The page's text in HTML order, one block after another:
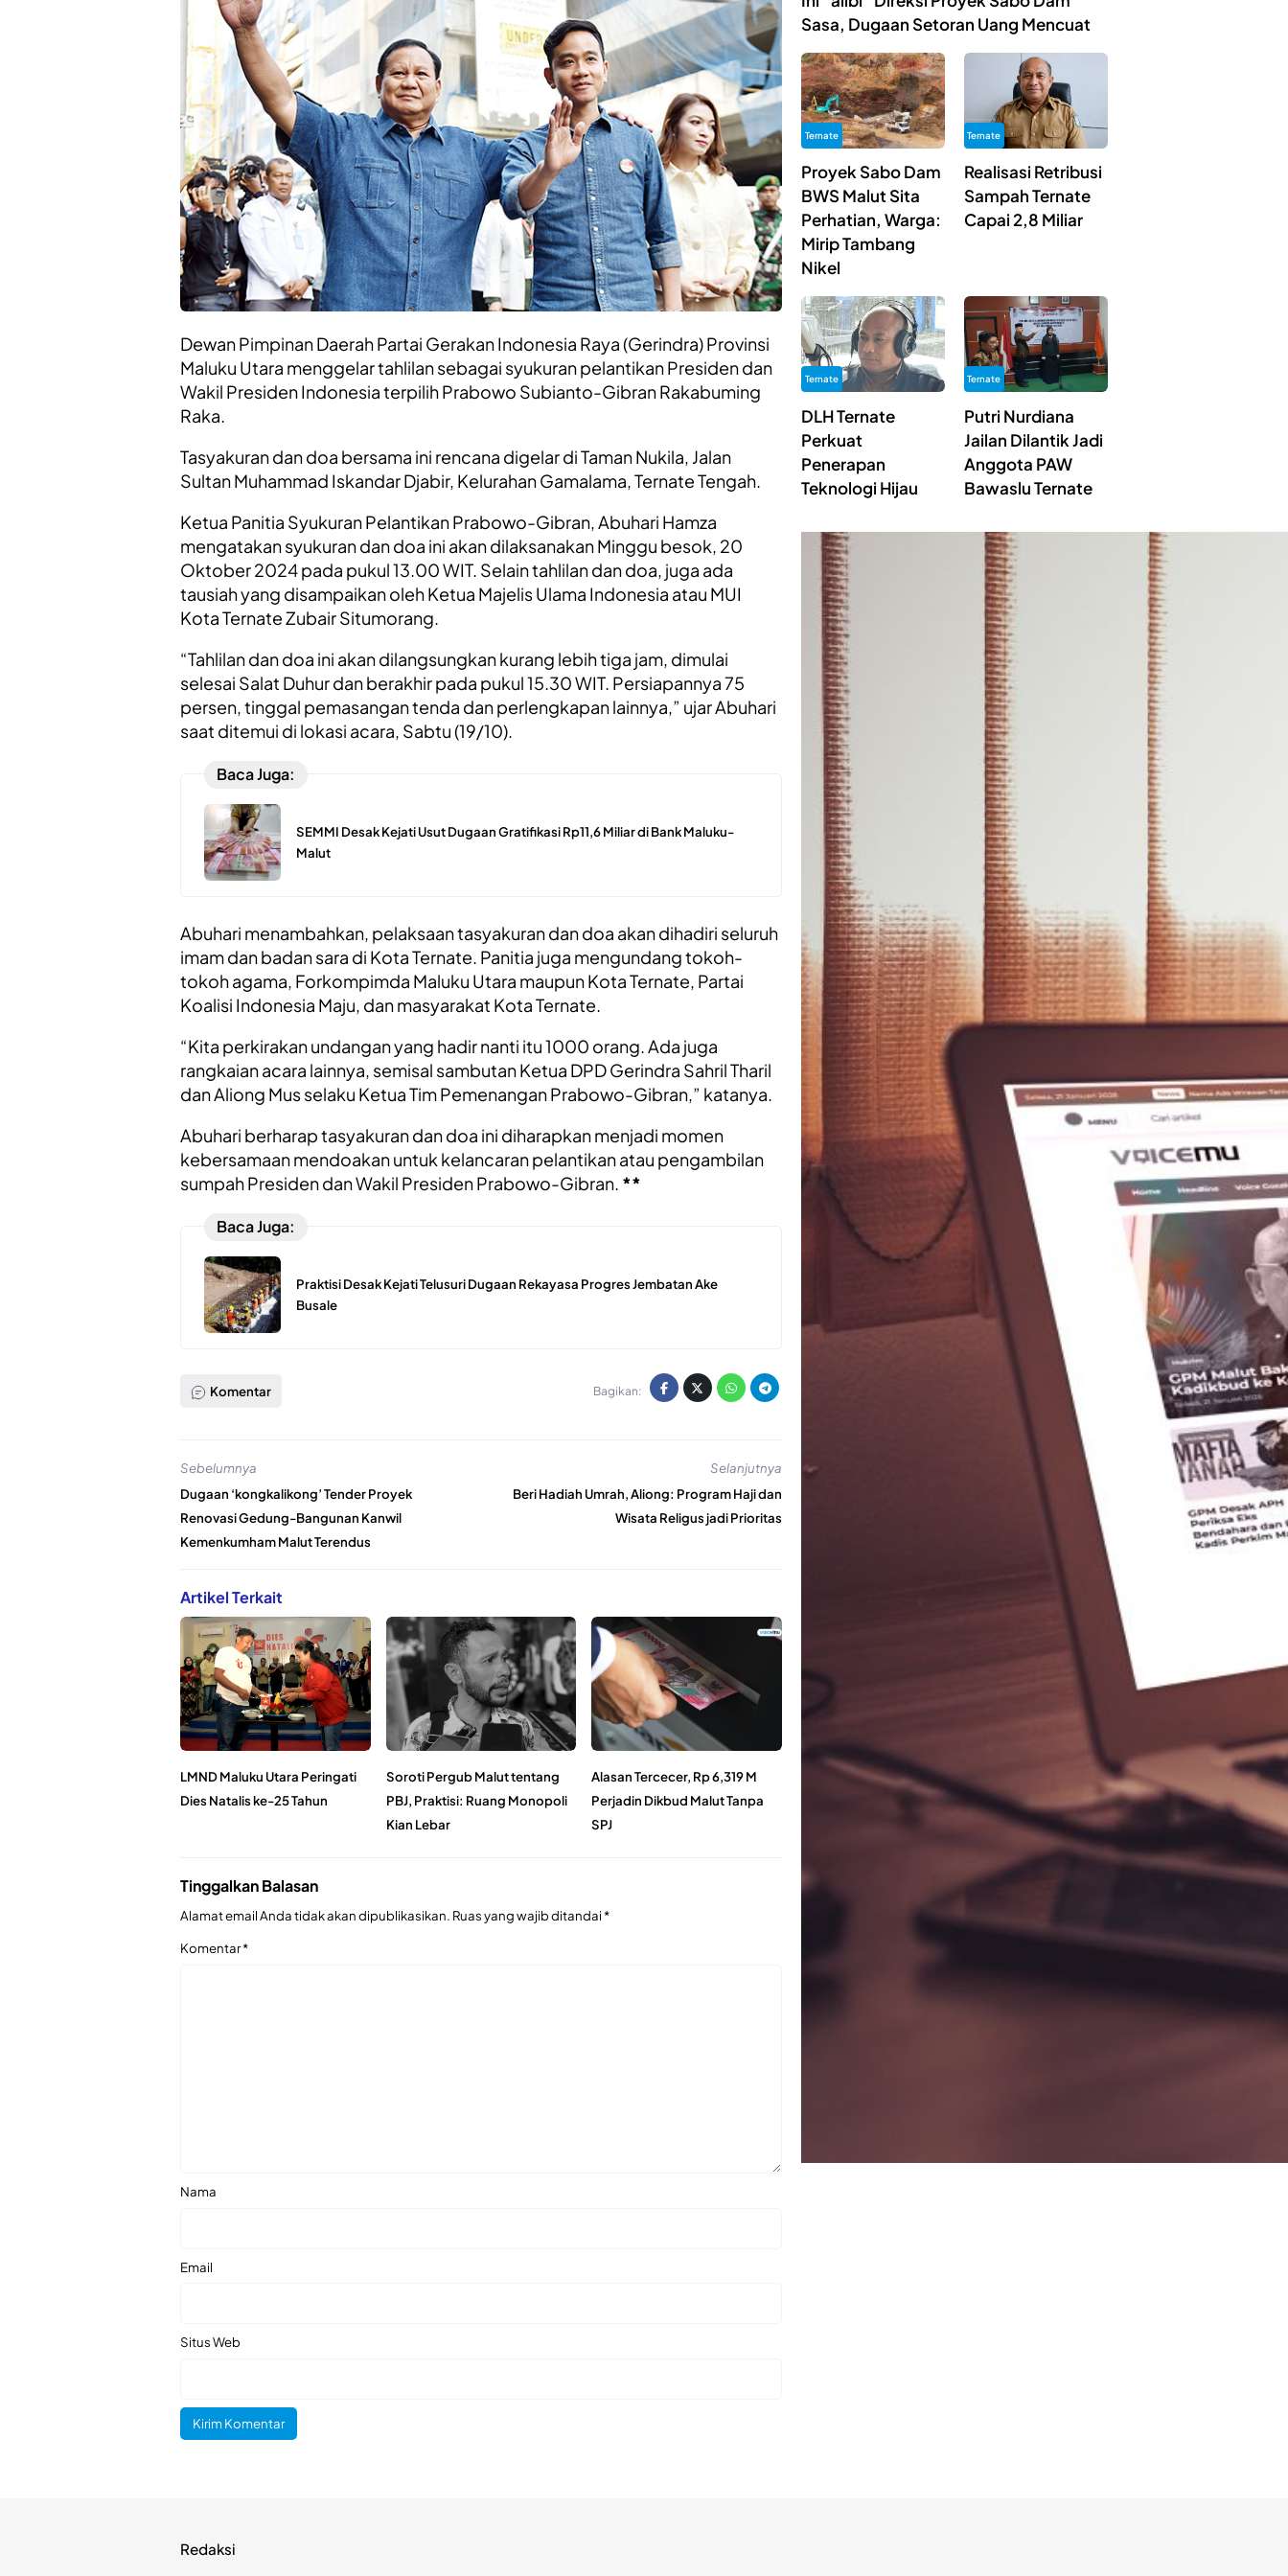
Dewan Pimpinan Daerah Partai Gerakan Indonesia Raya (Gerindra) Provinsi
Maluku Utara menggelar tahlilan sebagai syukuran pelantikan Presiden dan
Wakil Presiden Indonesia terpilih Prabowo Subianto-Gibran Rakabuming
Raka.
Tasyakuran dan doa bersama ini rencana digelar di Taman Nukila, Jalan
Sultan Muhammad Iskandar Djabir, Kelurahan Gamalama, Ternate Tengah.
Ketua Panitia Syukuran Pelantikan Prabowo-Gibran, Abuhari Hamza
mengatakan syukuran dan doa ini akan dilaksanakan Minggu besok, 20
Oktober 2024 pada pukul 13.00 WIT. Selain tahlilan dan doa, juga ada
tausiah yang disampaikan oleh Ketua Majelis Ulama Indonesia atau MUI
Kota Ternate Zubair Situmorang.
“Tahlilan dan doa ini akan dilangsungkan kurang lebih tiga jam, dimulai
selesai Salat Duhur dan berakhir pada pukul 15.30 WIT. Persiapannya 75
persen, tinggal pemasangan tenda dan perlengkapan lainnya,” ujar Abuhari
saat ditemui di lokasi acara, Sabtu (19/10).
Baca Juga:
SEMMI Desak Kejati Usut Dugaan Gratifikasi Rp11,6 Miliar di Bank Maluku-
Malut
Abuhari menambahkan, pelaksaan tasyakuran dan doa akan dihadiri seluruh
imam dan badan sara di Kota Ternate. Panitia juga mengundang tokoh-
tokoh agama, Forkompimda Maluku Utara maupun Kota Ternate, Partai
Koalisi Indonesia Maju, dan masyarakat Kota Ternate.
“Kita perkirakan undangan yang hadir nanti itu 1000 orang. Ada juga
rangkaian acara lainnya, semisal sambutan Ketua DPD Gerindra Sahril Tharil
dan Aliong Mus selaku Ketua Tim Pemenangan Prabowo-Gibran,” katanya.
Abuhari berharap tasyakuran dan doa ini diharapkan menjadi momen
kebersamaan mendoakan untuk kelancaran pelantikan atau pengambilan
sumpah Presiden dan Wakil Presiden Prabowo-Gibran. **
Baca Juga:
Praktisi Desak Kejati Telusuri Dugaan Rekayasa Progres Jembatan Ake
Busale
Komentar Bagikan:
Sebelumnya
Dugaan ‘kongkalikong’ Tender Proyek
Renovasi Gedung-Bangunan Kanwil
Kemenkumham Malut Terendus
Selanjutnya
Beri Hadiah Umrah, Aliong: Program Haji dan
Wisata Religus jadi Prioritas
Artikel Terkait
LMND Maluku Utara Peringati
Dies Natalis ke-25 Tahun
Soroti Pergub Malut tentang
PBJ, Praktisi: Ruang Monopoli
Kian Lebar
Alasan Tercecer, Rp 6,319 M
Perjadin Dikbud Malut Tanpa
SPJ
Tinggalkan Balasan
Alamat email Anda tidak akan dipublikasikan. Ruas yang wajib ditandai*
Komentar*
Nama
Email
Situs Web
Sasa, Dugaan Setoran Uang Mencuat
Ternate
Proyek Sabo Dam
BWS Malut Sita
Perhatian, Warga:
Mirip Tambang
Nikel
Ternate
Realisasi Retribusi
Sampah Ternate
Capai 2,8 Miliar
Ternate
DLH Ternate
Perkuat
Penerapan
Teknologi Hijau
Ternate
Putri Nurdiana
Jailan Dilantik Jadi
Anggota PAW
Bawaslu Ternate
Redaksi